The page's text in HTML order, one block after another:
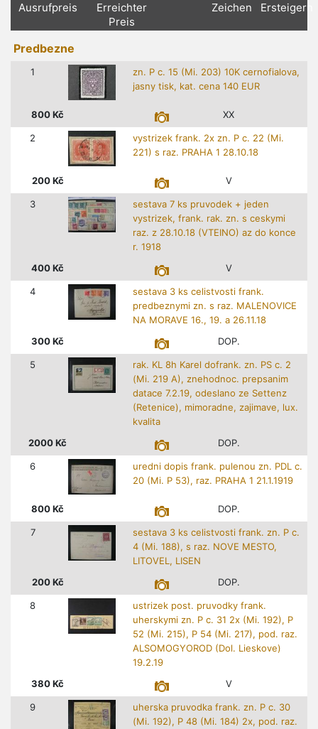
Ausrufpreis
Erreichter
Preis
Zeichen Ersteigern
Predbezne
1
zn. P c. 15 (Mi. 203) 10K cernofialova,
jasny tisk, kat. cena 140 EUR
800 Kč XX
2
vystrizek frank. 2x zn. P c. 22 (Mi.
221) s raz. PRAHA 1 28.10.18
200 Kč V
3
sestava 7 ks pruvodek + jeden
vystrizek, frank. rak. zn. s ceskymi
raz. z 28.10.18 (VTEINO) az do konce
r. 1918
400 Kč V
4
sestava 3 ks celistvosti frank.
predbeznymi zn. s raz. MALENOVICE
NA MORAVE 16., 19. a 26.11.18
300 Kč DOP.
5
rak. KL 8h Karel dofrank. zn. PS c. 2
(Mi. 219 A), znehodnoc. prepsanim
datace 7.2.19, odeslano ze Settenz
(Retenice), mimoradne, zajimave, lux.
kvalita
2000 Kč DOP.
6
uredni dopis frank. pulenou zn. PDL c.
20 (Mi. P 53), raz. PRAHA 1 21.1.1919
800 Kč DOP.
7
sestava 3 ks celistvosti frank. zn. P c.
4 (Mi. 188), s raz. NOVE MESTO,
LITOVEL, LISEN
200 Kč DOP.
8
ustrizek post. pruvodky frank.
uherskymi zn. P c. 31 2x (Mi. 192), P
52 (Mi. 215), P 54 (Mi. 217), pod. raz.
ALSOMOGYOROD (Dol. Lieskove)
19.2.19
380 Kč V
9
uherska pruvodka frank. zn. P c. 30
(Mi. 192), P 48 (Mi. 184) 2x, pod. raz.